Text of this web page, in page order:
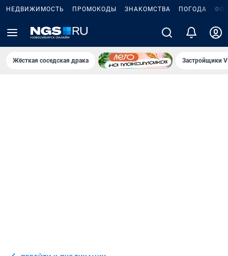
НЕДВИЖИМОСТЬ ПРОМОКОДЫ ЗНАКОМСТВА ПОГОДА
Жёсткая соседская драка Застройщики